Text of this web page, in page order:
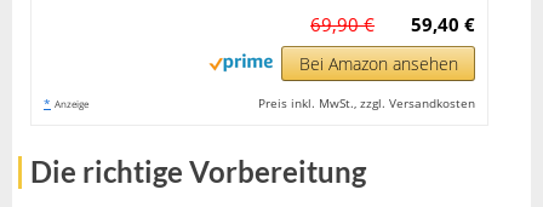
59,40 €
69,90 €
Bei Amazon ansehen
* Anzeige Preis inkl. MwSt., zzgl. Versandkosten
Die richtige Vorbereitung